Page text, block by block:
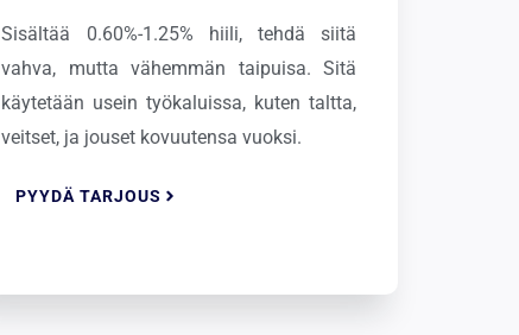
Sisältää 0.60%-1.25% hiili, tehdä siitä
vahva, mutta vähemmän taipuisa. Sitä
käytetään usein työkaluissa, kuten taltta,
veitset, ja jouset kovuutensa vuoksi.
PYYDÄ TARJOUS